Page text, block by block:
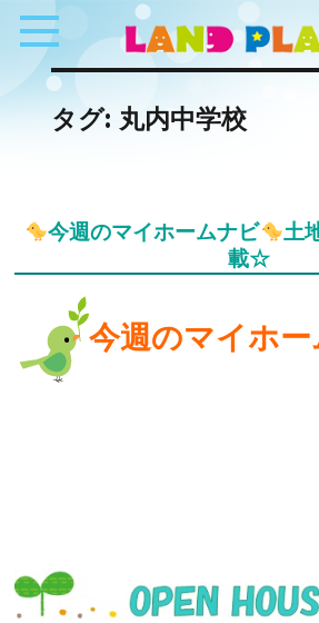
タグ: 丸内中学校
今週のマイホームナビ
土
載☆
今週のマイホ